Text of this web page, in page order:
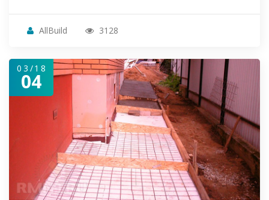
AllBuild 3128
03/18
04